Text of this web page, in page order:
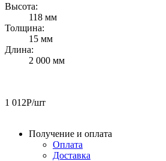
Высота:
118 мм
Толщина:
15 мм
Длина:
2 000 мм
1 012Р/шт
Получение и оплата
Оплата
Доставка